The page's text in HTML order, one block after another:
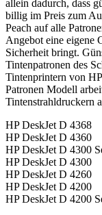
allein dadurch, dass
billig im Preis zum
Peach auf alle
Angebot eine eigene
Sicherheit bringt.
Tintenpatronen des
Tintenprintern von
Patronen Modell
Tintenstrahldruckern
HP DeskJet D 4368
HP DeskJet D 4360
HP DeskJet D 4300
HP DeskJet D 4300
HP DeskJet D 4260
HP DeskJet D 4200
HP DeskJet D 4200